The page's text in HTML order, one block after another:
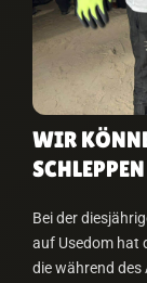
WIR
SCHLEPPEN
Bei der
auf Usedom hat
die während